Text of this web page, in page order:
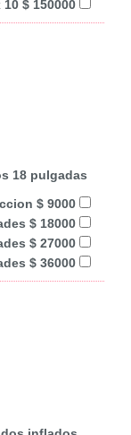
$ 150000
18 pulgadas
$ 9000
$ 18000
$ 27000
$ 36000